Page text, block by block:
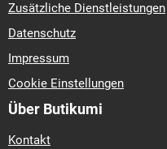
Zusätzliche Dienstleistungen
Datenschutz
Impressum
Cookie Einstellungen
Über Butikumi
Kontakt